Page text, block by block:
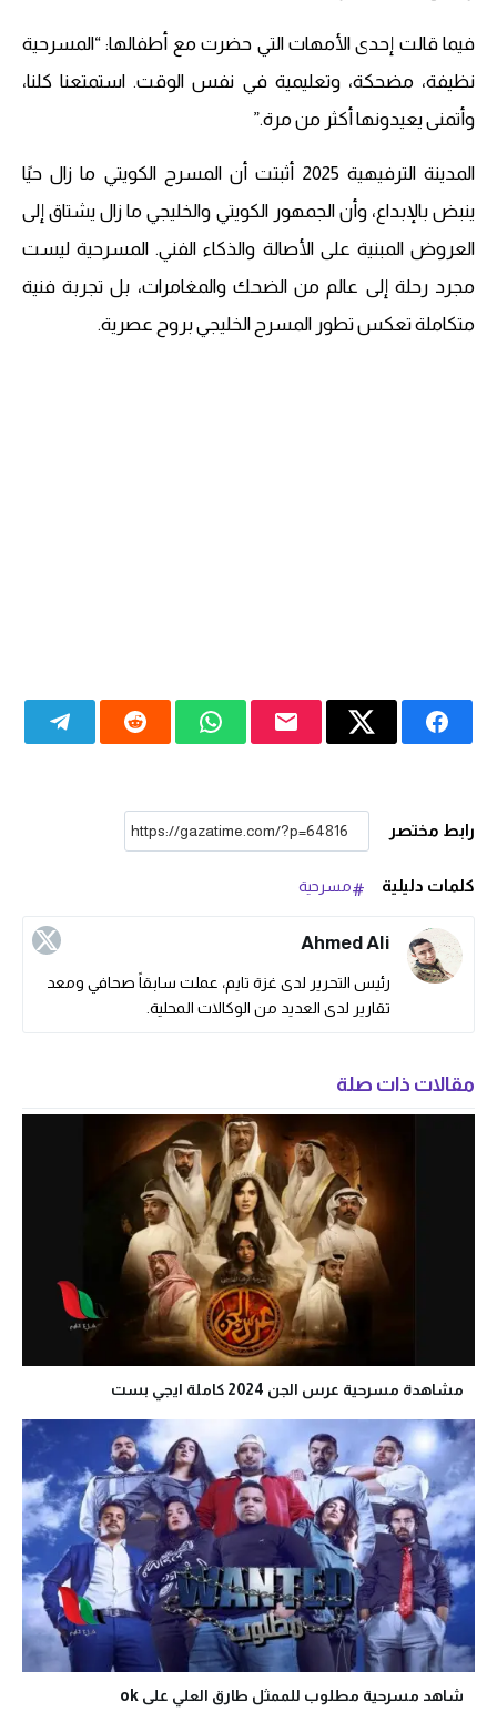
فيما قالت إحدى الأمهات التي حضرت مع أطفالها: “المسرحية
نظيفة، مضحكة، وتعليمية في نفس الوقت. استمتعنا كلنا،
وأتمنى يعيدونها أكثر من مرة.”
المدينة الترفيهية 2025 أثبتت أن المسرح الكويتي ما زال حيًا
ينبض بالإبداع، وأن الجمهور الكويتي والخليجي ما زال يشتاق إلى
العروض المبنية على الأصالة والذكاء الفني. المسرحية ليست
مجرد رحلة إلى عالم من الضحك والمغامرات، بل تجربة فنية
متكاملة تعكس تطور المسرح الخليجي بروح عصرية.
رابط مختصر
كلمات دليلية مسرحية
Ahmed Ali
رئيس التحرير لدى غزة تايم، عملت سابقاً صحافي ومعد
تقارير لدى العديد من الوكالات المحلية.
مقالات ذات صلة
مشاهدة مسرحية عرس الجن 2024 كاملة ايجي بست
شاهد مسرحية مطلوب للممثل طارق العلي على ok